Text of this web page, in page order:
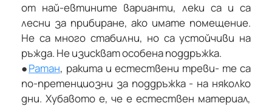
от най-евтините варианти, леки са и са
лесни за прибиране, ако имате помещение.
Не са много стабилни, но са устойчиви на
ръжда. Не изискват особена поддръжка.
●Ратан, ракита и естествени треви- те са
по-претенциозни за поддръжка - на няколко
дни. Хубавото е, че е естествен материал,